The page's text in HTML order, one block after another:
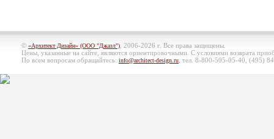
© «Архитект Дизайн» (ООО "Джазл") , 2006-2026 г. Все права защищены.
Цены, указанные на сайте, являются ориентировочными. С условиями возврата
По всем вопросам обращайтесь: info@architect-design.ru , тел. 8-800-505-05-40, (495)